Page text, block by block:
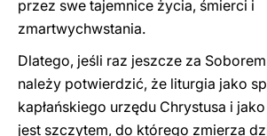
przez swe tajemnice życia, śmierci i
zmartwychwstania.
Dlatego, jeśli raz jeszcze za
należy potwierdzić, że liturgia jako
kapłańskiego urzędu Chrystusa i
jest szczytem, do którego zmierza